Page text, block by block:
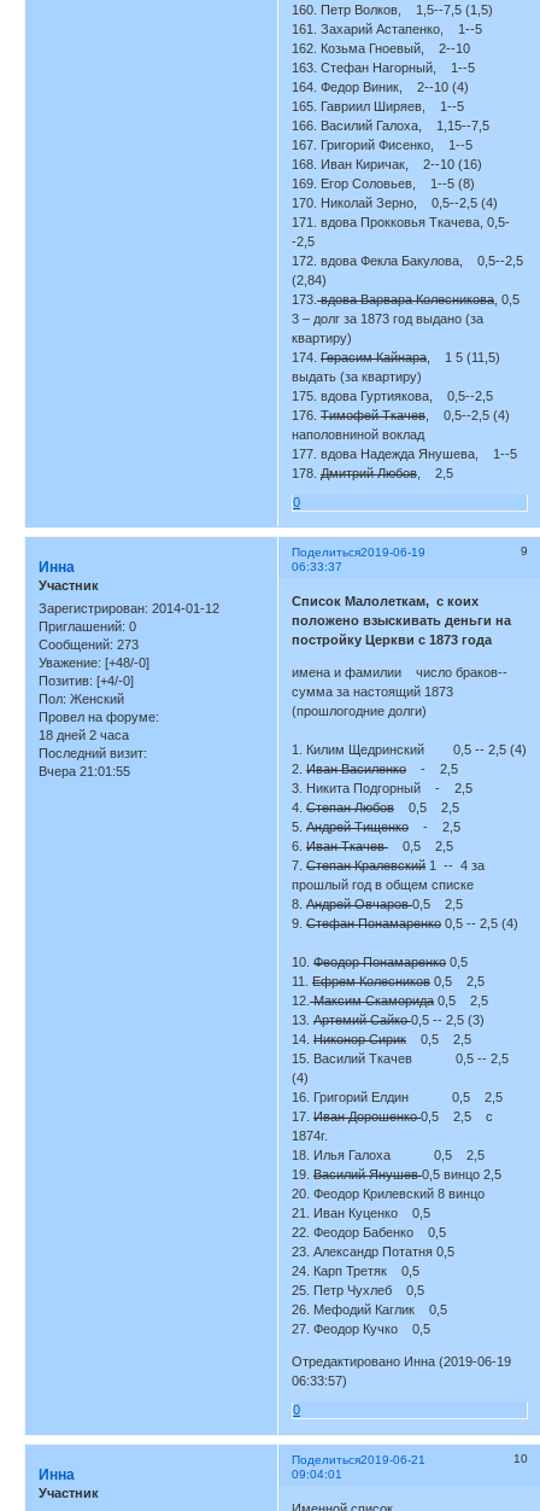
160. Петр Волков, 1,5--7,5 (1,5)
161. Захарий Астапенко, 1--5
162. Козьма Гноевый, 2--10
163. Стефан Нагорный, 1--5
164. Федор Виник, 2--10 (4)
165. Гавриил Ширяев, 1--5
166. Василий Галоха, 1,15--7,5
167. Григорий Фисенко, 1--5
168. Иван Киричак, 2--10 (16)
169. Егор Соловьев, 1--5 (8)
170. Николай Зерно, 0,5--2,5 (4)
171. вдова Прокковья Ткачева, 0,5-
-2,5
172. вдова Фекла Бакулова, 0,5--2,5
(2,84)
173.вдова Варвара Колесникова , 0,5
3 – долг за 1873 год выдано (за
квартиру)
174.Герасим Кайнара , 1 5 (11,5)
выдать (за квартиру)
175. вдова Гуртиякова, 0,5--2,5
176.Тимофей Ткачев , 0,5--2,5 (4)
наполовниной воклад
177. вдова Надежда Янушева, 1--5
178.Дмитрий Любов , 2,5
0
Поделиться 9
2019-06-19
06:33:37
Инна
Участник
Зарегистрирован: 2014-01-12
Приглашений: 0
Сообщений: 273
Уважение: [+48/-0]
Позитив: [+4/-0]
Пол: Женский
Провел на форуме:
18 дней 2 часа
Последний визит:
Вчера 21:01:55
Список Малолеткам, с коих
положено взыскивать деньги на
постройку Церкви с 1873 года
имена и фамилии число браков--
сумма за настоящий 1873
(прошлогодние долги)
1. Килим Щедринский 0,5 -- 2,5 (4)
2.Иван Василенко - 2,5
3. Никита Подгорный - 2,5
4.Степан Любов 0,5 2,5
5.Андрей Тищенко - 2,5
6.Иван Ткачев 0,5 2,5
7.Степан Кралевский 1 -- 4 за
прошлый год в общем списке
8.Андрей Овчаров0,5 2,5
9.Стефан Понамаренко 0,5 -- 2,5 (4)
10.Феодор Понамаренко 0,5
11.Ефрем Колесников 0,5 2,5
12.Максим Скаморида 0,5 2,5
13.Артемий Сайко0,5 -- 2,5 (3)
14.Никонор Сирик 0,5 2,5
15. Василий Ткачев 0,5 -- 2,5
(4)
16. Григорий Елдин 0,5 2,5
17.Иван Дорошенко0,5 2,5 с
1874г.
18. Илья Галоха 0,5 2,5
19.Василий Янушев0,5 винцо 2,5
20. Феодор Крилевский 8 винцо
21. Иван Куценко 0,5
22. Феодор Бабенко 0,5
23. Александр Потатня 0,5
24. Карп Третяк 0,5
25. Петр Чухлеб 0,5
26. Мефодий Каглик 0,5
27. Феодор Кучко 0,5
Отредактировано Инна (2019-06-19
06:33:57)
0
Поделиться 10
2019-06-21
09:04:01
Инна
Участник